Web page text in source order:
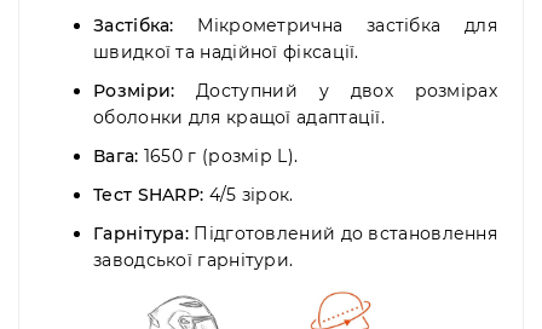
Застібка: Мікрометрична застібка для
швидкої та надійної фіксації.
Розміри: Доступний у двох розмірах
оболонки для кращої адаптації.
Вага: 1650 г (розмір L).
Тест SHARP: 4/5 зірок.
Гарнітура: Підготовлений до встановлення
заводської гарнітури.